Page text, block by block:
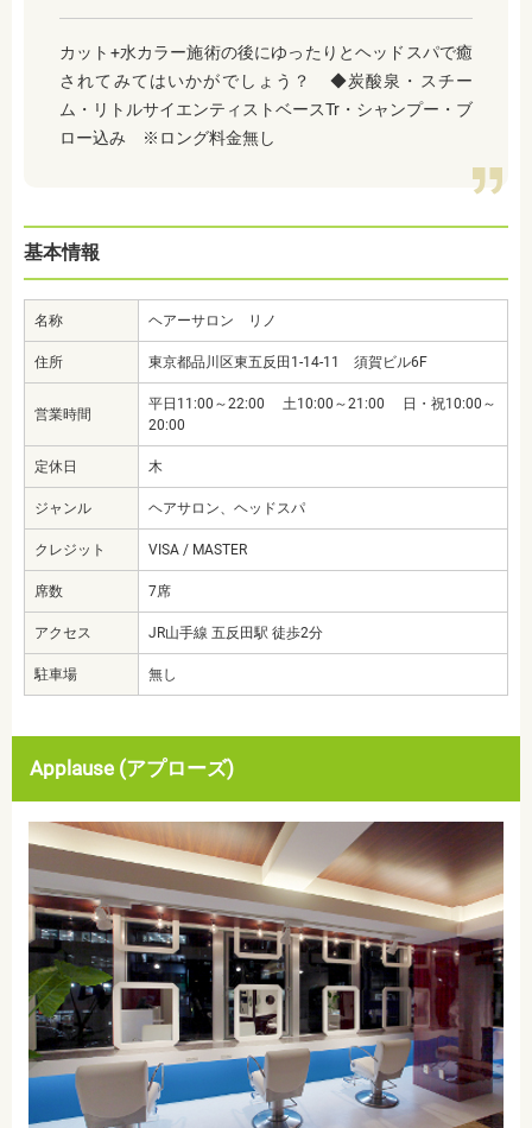
カット+水カラー施術の後にゆったりとヘッドスパで癒
されてみてはいかがでしょう？ ◆炭酸泉・スチー
ム・リトルサイエンティストベースTr・シャンプー・ブ
ロー込み ※ロング料金無し
基本情報
名称 ヘアーサロン リノ
住所 東京都品川区東五反田1-14-11 須賀ビル6F
営業時間
平日11:00～22:00 土10:00～21:00 日・祝10:00～
20:00
定休日 木
ジャンル ヘアサロン、ヘッドスパ
クレジット VISA / MASTER
席数 7席
アクセス JR山手線 五反田駅 徒歩2分
駐車場 無し
Applause (アプローズ)